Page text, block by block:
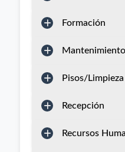
Formación
Mantenimiento
Pisos/Limpieza
Recepción
Recursos